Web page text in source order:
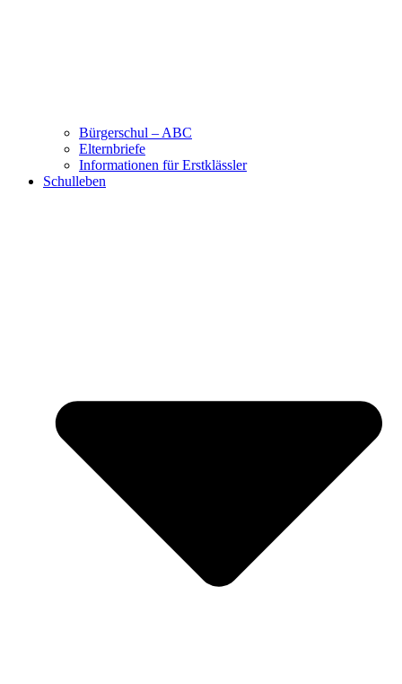
Bürgerschul – ABC
Elternbriefe
Informationen für Erstklässler
Schulleben